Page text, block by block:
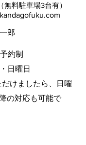
（無料駐車場3台有）
郎
約制
日曜日​
けましたら、日曜
の対応も可能で